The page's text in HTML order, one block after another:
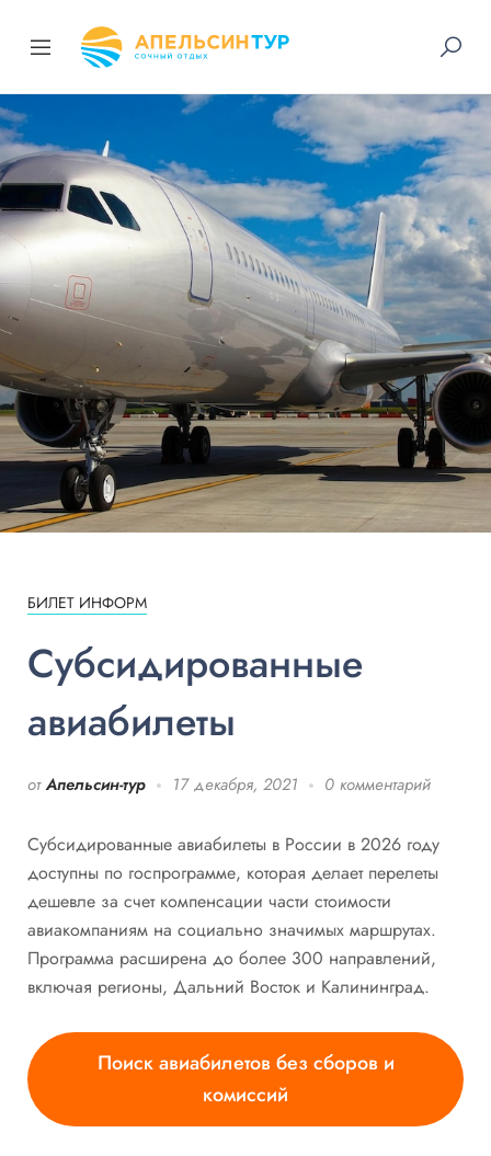
БИЛЕТ ИНФОРМ
Субсидированные
авиабилеты
от Апельсин-тур 17 декабря, 2021 0 комментарий
Субсидированные авиабилеты в России в 2026 году
доступны по госпрограмме, которая делает перелеты
дешевле за счет компенсации части стоимости
авиакомпаниям на социально значимых маршрутах.
Программа расширена до более 300 направлений,
включая регионы, Дальний Восток и Калининград.
Поиск авиабилетов без сборов и
комиссий